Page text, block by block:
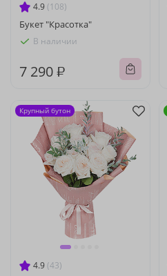
4.9 (108)
Букет "Красотка"
В наличии
7 290 ₽
4.9 (43)
Крупный бутон